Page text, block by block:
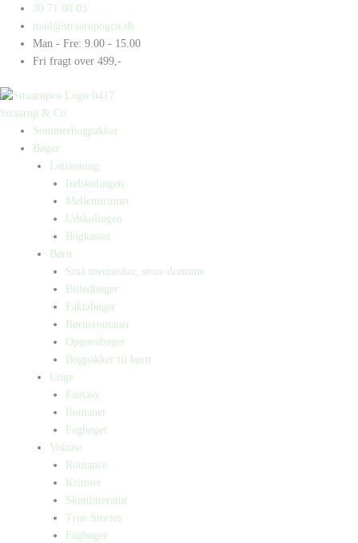
indholdet
30 71 00 03
mail@straarupogco.dk
Man - Fre: 9.00 - 15.00
Fri fragt over 499,-
Straarup & Co
Sommerbogpakker
Bøger
Letlæsning
Indskolingen
Mellemtrinnet
Udskolingen
Bogkasser
Børn
Små mennesker, store drømme
Billedbøger
Faktabøger
Børneromaner
Opgavebøger
Bogpakker til børn
Unge
Fantasy
Romaner
Fagbøger
Voksne
Romance
Krimier
Skønlitteratur
True Stories
Fagbøger
Products
search
Products
search